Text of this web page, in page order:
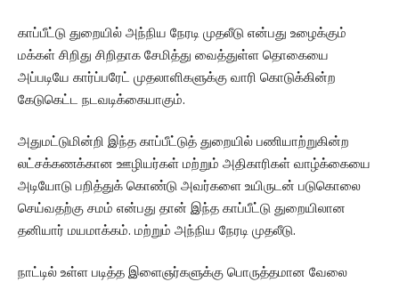
காப்பீட்டு துறையில் அந்நிய நேரடி முதலீடு என்பது உழைக்கும்
மக்கள் சிறிது சிறிதாக சேமித்து வைத்துள்ள தொகையை
அப்படியே கார்ப்பரேட் முதலாளிகளுக்கு வாரி கொடுக்கின்ற
கேடுகெட்ட நடவடிக்கையாகும்.
அதுமட்டுமின்றி இந்த காப்பீட்டுத் துறையில் பணியாற்றுகின்ற
லட்சக்கணக்கான ஊழியர்கள் மற்றும் அதிகாரிகள் வாழ்க்கையை
அடியோடு பறித்துக் கொண்டு அவர்களை உயிருடன் படுகொலை
செய்வதற்கு சமம் என்பது தான் இந்த காப்பீட்டு துறையிலான
தனியார் மயமாக்கம். மற்றும் அந்நிய நேரடி முதலீடு.
நாட்டில் உள்ள படித்த இளைஞர்களுக்கு பொருத்தமான வேலை